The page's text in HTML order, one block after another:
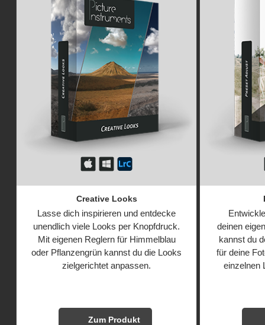
Creative Looks
Lasse dich inspirieren und entdecke
unendlich viele Looks per Knopfdruck.
Mit eigenen Reglern für Himmelblau
oder Pflanzengrün kannst du die Looks
zielgerichtet anpassen.
Zum Produkt
deinen
kannst du
für deine
einzelnen